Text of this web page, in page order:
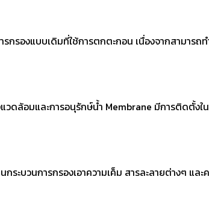
รองแบบเดิมที่ใช้การตกตะกอน เนื่องจากสามารถ
ดล้อมและการอนุรักษ์น้ำ Membrane มีการติดตั้ง
ระบวนการกรองเอาความเค็ม สารละลายต่างๆ แ